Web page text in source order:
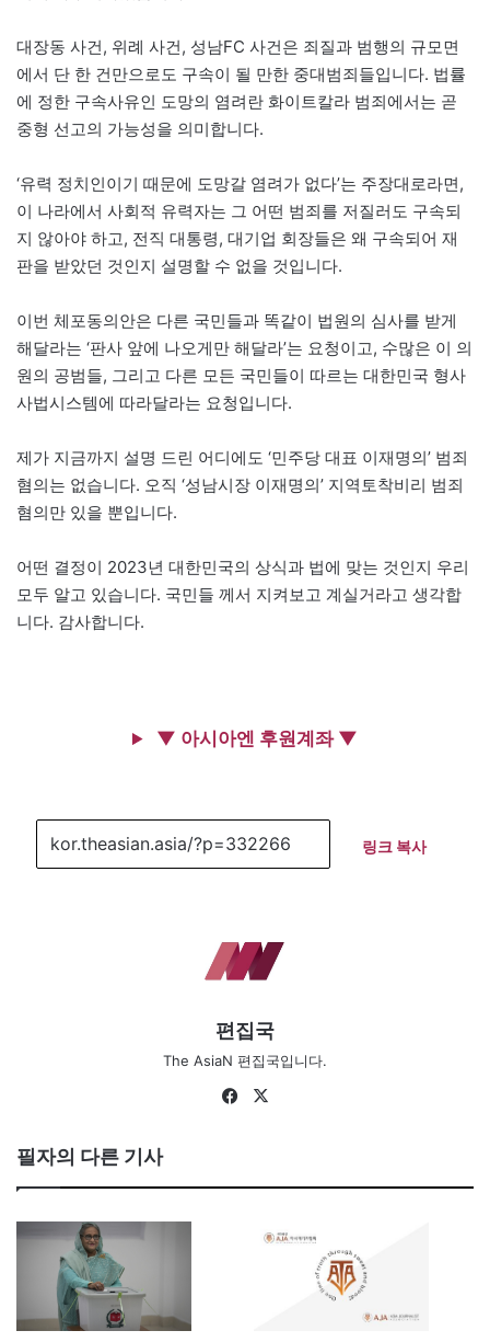
대장동 사건, 위례 사건, 성남FC 사건은 죄질과 범행의 규모면
에서 단 한 건만으로도 구속이 될 만한 중대범죄들입니다. 법률
에 정한 구속사유인 도망의 염려란 화이트칼라 범죄에서는 곧
중형 선고의 가능성을 의미합니다.
‘유력 정치인이기 때문에 도망갈 염려가 없다’는 주장대로라면,
이 나라에서 사회적 유력자는 그 어떤 범죄를 저질러도 구속되
지 않아야 하고, 전직 대통령, 대기업 회장들은 왜 구속되어 재
판을 받았던 것인지 설명할 수 없을 것입니다.
이번 체포동의안은 다른 국민들과 똑같이 법원의 심사를 받게
해달라는 ‘판사 앞에 나오게만 해달라’는 요청이고, 수많은 이 의
원의 공범들, 그리고 다른 모든 국민들이 따르는 대한민국 형사
사법시스템에 따라달라는 요청입니다.
제가 지금까지 설명 드린 어디에도 ‘민주당 대표 이재명의’ 범죄
혐의는 없습니다. 오직 ‘성남시장 이재명의’ 지역토착비리 범죄
혐의만 있을 뿐입니다.
어떤 결정이 2023년 대한민국의 상식과 법에 맞는 것인지 우리
모두 알고 있습니다. 국민들 께서 지켜보고 계실거라고 생각합
니다. 감사합니다.
▼ 아시아엔 후원계좌 ▼
링크 복사
편집국
The AsiaN 편집국입니다.
Fa
필자의 다른 기사